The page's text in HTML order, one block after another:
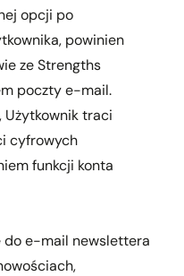
opcji po
powinien
ze Strengths
poczty e-mail.
Użytkownik traci
cyfrowych
funkcji konta
do e-mail newslettera